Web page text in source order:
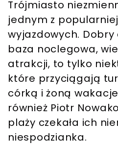
Trójmiasto
jednym z
wyjazdowych.
baza noclegowa,
atrakcji, to tylko
które przyciągają
córką i żoną
również Piotr
plaży czekała ich
niespodzianka.